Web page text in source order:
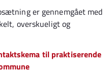
er gennemgået med
overskueligt og
til praktiserende